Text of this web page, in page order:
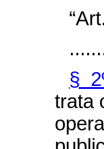
§
trata